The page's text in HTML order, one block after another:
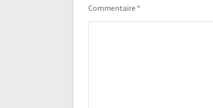
Commentaire *